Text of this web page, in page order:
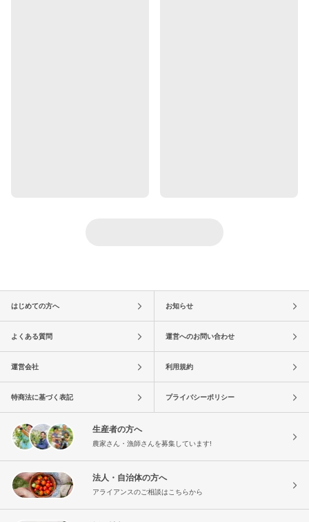
はじめての方へ お知らせ
よくある質問 運営へのお問い合わせ
運営会社 利用規約
特商法に基づく表記 プライバシーポリシー
生産者の方へ
農家さん・漁師さんを募集しています!
法人・自治体の方へ
アライアンスのご相談はこちらから